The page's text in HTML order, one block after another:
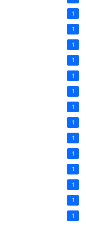
1
1
1
1
1
1
1
1
1
1
1
1
1
1